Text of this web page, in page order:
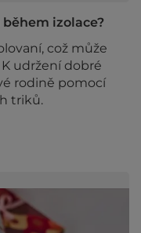
izolace?
což může
udržení dobré
rodině pomocí
triků.